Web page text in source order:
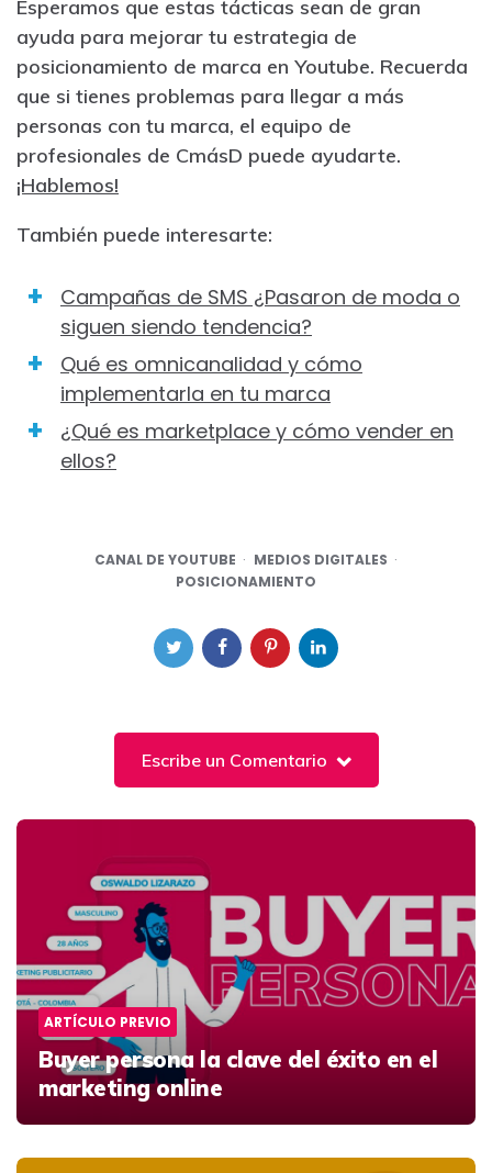
Esperamos que estas tácticas sean de gran
ayuda para mejorar tu estrategia de
posicionamiento de marca en Youtube. Recuerda
que si tienes problemas para llegar a más
personas con tu marca, el equipo de
profesionales de CmásD puede ayudarte.
¡Hablemos!
También puede interesarte:
Campañas de SMS ¿Pasaron de moda o
siguen siendo tendencia?
Qué es omnicanalidad y cómo
implementarla en tu marca
¿Qué es marketplace y cómo vender en
ellos?
CANAL DE YOUTUBE
MEDIOS DIGITALES
POSICIONAMIENTO
Escribe un Comentario
Post
navigation
ARTÍCULO PREVIO
Buyer persona la clave del éxito en el
marketing online